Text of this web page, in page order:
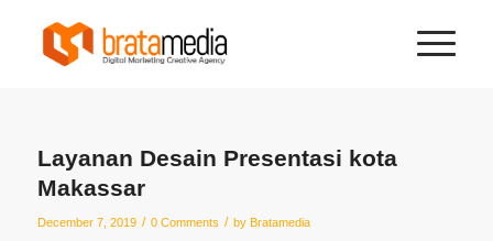
Layanan Desain Presentasi kota
Makassar
December 7, 2019 / 0 Comments / by Bratamedia